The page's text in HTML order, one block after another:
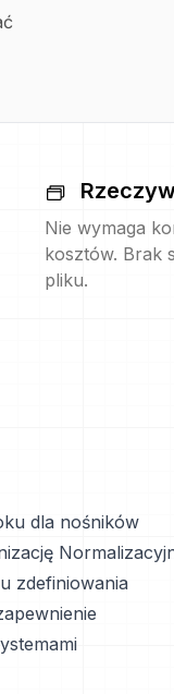
Nie wymaga
kosztów. Brak
pliku.
dla nośników
zdefiniowania